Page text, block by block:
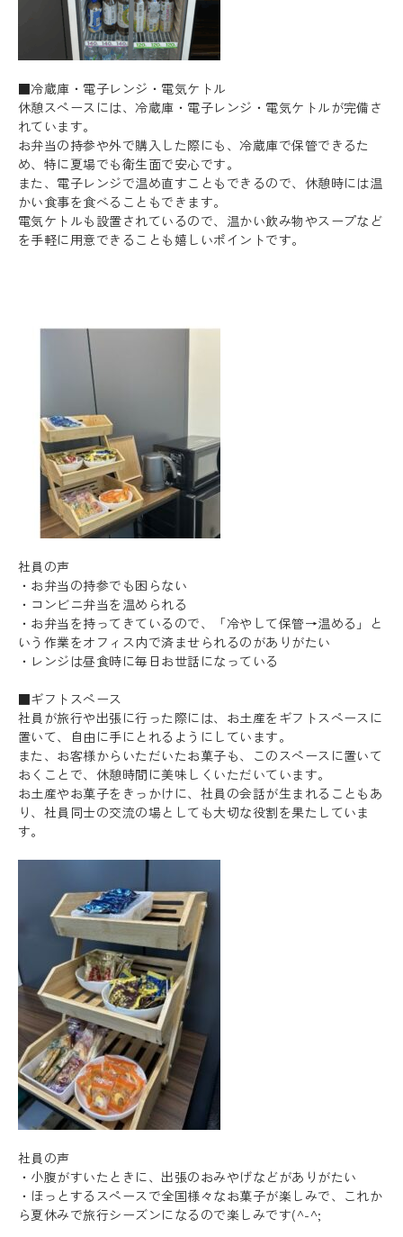
■冷蔵庫・電子レンジ・電気ケトル
休憩スペースには、冷蔵庫・電子レンジ・電気ケトルが完備さ
れています。
お弁当の持参や外で購入した際にも、冷蔵庫で保管できるた
め、特に夏場でも衛生面で安心です。
また、電子レンジで温め直すこともできるので、休憩時には温
かい食事を食べることもできます。
電気ケトルも設置されているので、温かい飲み物やスープなど
を手軽に用意できることも嬉しいポイントです。
社員の声
・お弁当の持参でも困らない
・コンビニ弁当を温められる
・お弁当を持ってきているので、「冷やして保管→温める」と
いう作業をオフィス内で済ませられるのがありがたい
・レンジは昼食時に毎日お世話になっている
■ギフトスペース
社員が旅行や出張に行った際には、お土産をギフトスペースに
置いて、自由に手にとれるようにしています。
また、お客様からいただいたお菓子も、このスペースに置いて
おくことで、休憩時間に美味しくいただいています。
お土産やお菓子をきっかけに、社員の会話が生まれることもあ
り、社員同士の交流の場としても大切な役割を果たしていま
す。
社員の声
・小腹がすいたときに、出張のおみやげなどがありがたい
・ほっとするスペースで全国様々なお菓子が楽しみで、これか
ら夏休みで旅行シーズンになるので楽しみです(^-^;